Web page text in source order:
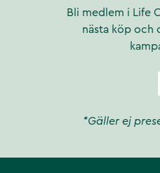
Bli medlem i Life
nästa köp och
*Gäller ej